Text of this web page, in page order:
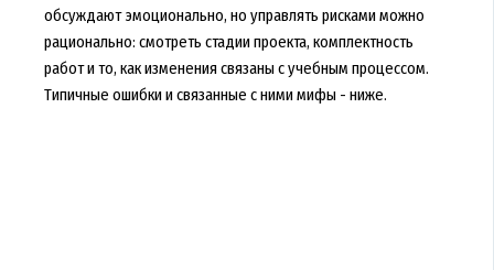
обсуждают эмоционально, но управлять рисками можно
рационально: смотреть стадии проекта, комплектность
работ и то, как изменения связаны с учебным процессом.
Типичные ошибки и связанные с ними мифы - ниже.